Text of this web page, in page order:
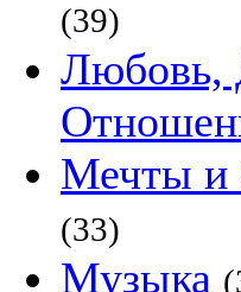
(39)
Любовь,
Мечты и
(33)
Музыка